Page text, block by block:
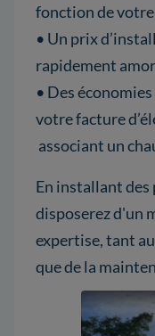
fonction de
• Un prix
rapidement
• Des
votre facture
associant un
En installant des
disposerez d'un
expertise, tant
que de la